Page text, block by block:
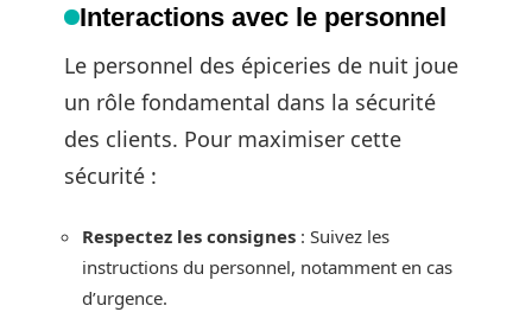
Interactions avec le personnel
Le personnel des épiceries de nuit joue
un rôle fondamental dans la sécurité
des clients. Pour maximiser cette
sécurité :
Respectez les consignes : Suivez les
instructions du personnel, notamment en cas
d’urgence.